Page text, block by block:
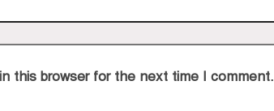
this browser for the next time I comment.